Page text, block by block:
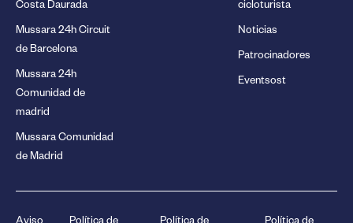
Costa Daurada
Mussara 24h Circuit
de Barcelona
Mussara 24h
Comunidad de
madrid
Mussara Comunidad
de Madrid
cicloturista
Noticias
Patrocinadores
Eventsost